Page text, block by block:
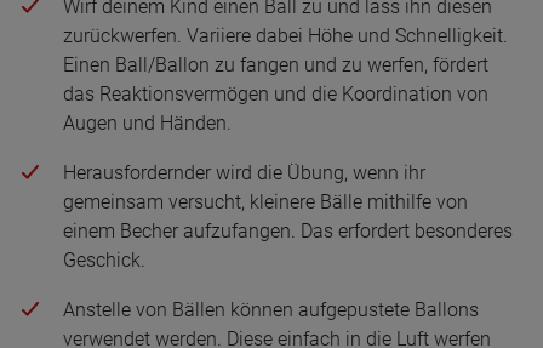
Wirf deinem Kind einen Ball zu und lass ihn diesen
zurückwerfen. Variiere dabei Höhe und Schnelligkeit.
Einen Ball/Ballon zu fangen und zu werfen, fördert
das Reaktionsvermögen und die Koordination von
Augen und Händen.
Herausfordernder wird die Übung, wenn ihr
gemeinsam versucht, kleinere Bälle mithilfe von
einem Becher aufzufangen. Das erfordert besonderes
Geschick.
Anstelle von Bällen können aufgepustete Ballons
verwendet werden. Diese einfach in die Luft werfen